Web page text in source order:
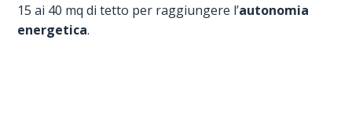
15 ai 40 mq di tetto per raggiungere l’autonomia
energetica.